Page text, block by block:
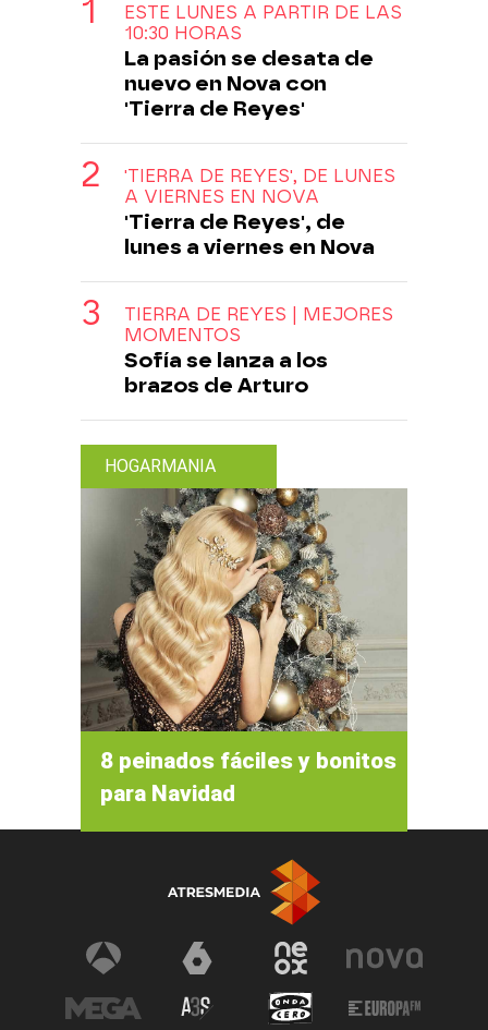
ESTE LUNES A PARTIR DE LAS
10:30 HORAS
La pasión se desata de
nuevo en Nova con
'Tierra de Reyes'
'TIERRA DE REYES', DE LUNES
A VIERNES EN NOVA
'Tierra de Reyes', de
lunes a viernes en Nova
TIERRA DE REYES | MEJORES
MOMENTOS
Sofía se lanza a los
brazos de Arturo
HOGARMANIA
8 peinados fáciles y bonitos
para Navidad